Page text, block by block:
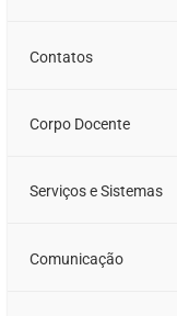
Contatos
Corpo Docente
Serviços e Sistemas
Comunicação